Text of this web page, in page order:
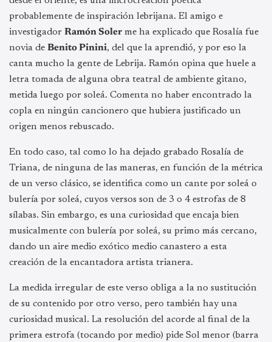
probablemente de inspiración lebrijana. El amigo e
investigador Ramón Soler me ha explicado que Rosalía fue
novia de Benito Pinini, del que la aprendió, y por eso la
canta mucho la gente de Lebrija. Ramón opina que huele a
letra tomada de alguna obra teatral de ambiente gitano,
metida luego por soleá. Comenta no haber encontrado la
copla en ningún cancionero que hubiera justificado un
origen menos rebuscado.
En todo caso, tal como lo ha dejado grabado Rosalía de
Triana, de ninguna de las maneras, en función de la métrica
de un verso clásico, se identifica como un cante por soleá o
bulería por soleá, cuyos versos son de 3 o 4 estrofas de 8
sílabas. Sin embargo, es una curiosidad que encaja bien
musicalmente con bulería por soleá, su primo más cercano,
dando un aire medio exótico medio canastero a esta
creación de la encantadora artista trianera.
La medida irregular de este verso obliga a la no sustitución
de su contenido por otro verso, pero también hay una
curiosidad musical. La resolución del acorde al final de la
primera estrofa (tocando por medio) pide Sol menor (barra